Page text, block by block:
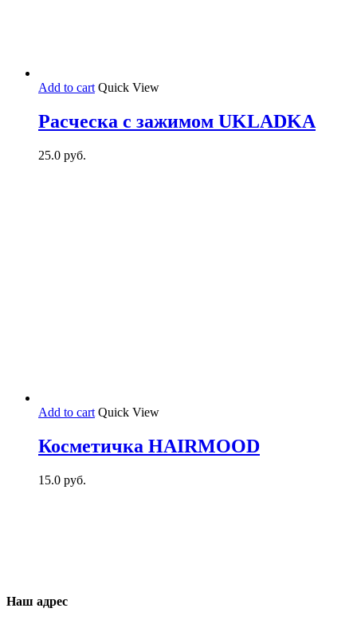
Add to cart Quick View
Расческа с зажимом UKLADKA
25.0 руб.
Add to cart Quick View
Косметичка HAIRMOOD
15.0 руб.
Наш адрес